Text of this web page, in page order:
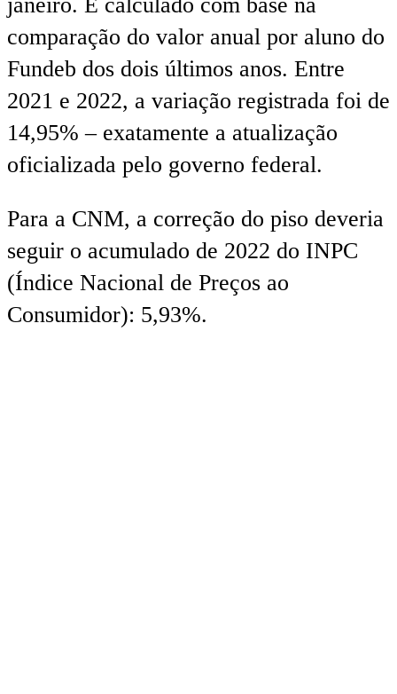
comparação do valor anual por aluno do
Fundeb dos dois últimos anos. Entre
2021 e 2022, a variação registrada foi de
14,95% – exatamente a atualização
oficializada pelo governo federal.
Para a CNM, a correção do piso deveria
seguir o acumulado de 2022 do INPC
(Índice Nacional de Preços ao
Consumidor): 5,93%.